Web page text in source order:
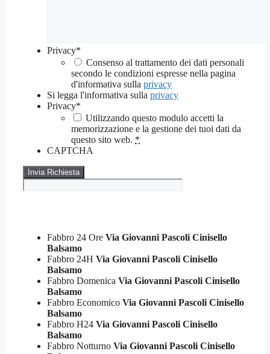
Privacy*
Consenso al trattamento dei dati personali
secondo le condizioni espresse nella pagina
d'informativa sulla privacy
Si legga l'informativa sulla privacy
Privacy*
Utilizzando questo modulo accetti la
memorizzazione e la gestione dei tuoi dati da
questo sito web. *
CAPTCHA
Fabbro 24 Ore Via Giovanni Pascoli Cinisello
Balsamo
Fabbro 24H Via Giovanni Pascoli Cinisello
Balsamo
Fabbro Domenica Via Giovanni Pascoli Cinisello
Balsamo
Fabbro Economico Via Giovanni Pascoli Cinisello
Balsamo
Fabbro H24 Via Giovanni Pascoli Cinisello
Balsamo
Fabbro Notturno Via Giovanni Pascoli Cinisello